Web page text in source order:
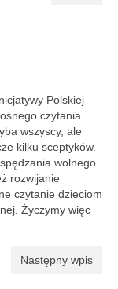
Polskiej
czytania
wszyscy, ale
kilku sceptyków.
wolnego
rozwijanie
czytanie dzieciom
Życzymy więc
Następny wpis